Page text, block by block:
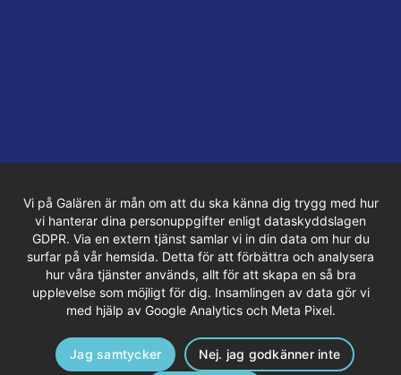
Vi på Galären är mån om att du ska känna dig trygg med hur
vi hanterar dina personuppgifter enligt dataskyddslagen
GDPR. Via en extern tjänst samlar vi in din data om hur du
surfar på vår hemsida. Detta för att förbättra och analysera
hur våra tjänster används, allt för att skapa en så bra
upplevelse som möjligt för dig. Insamlingen av data gör vi
med hjälp av Google Analytics och Meta Pixel.
Jag samtycker Nej. jag godkänner inte